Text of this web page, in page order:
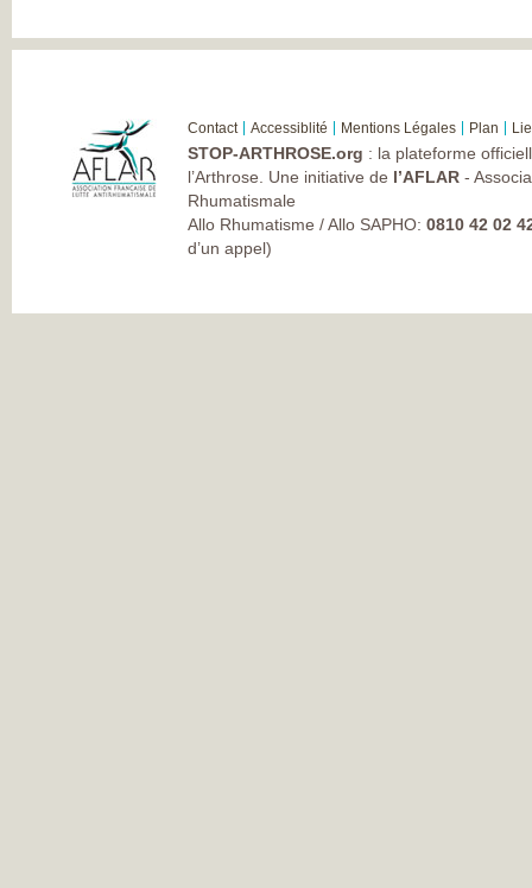
Contact Accessiblité Mentions Légales Plan
STOP-ARTHROSE.org : la plateforme
l’Arthrose. Une initiative de l’AFLAR -
Rhumatismale
Allo Rhumatisme / Allo SAPHO: 0810 42 02
d’un appel)